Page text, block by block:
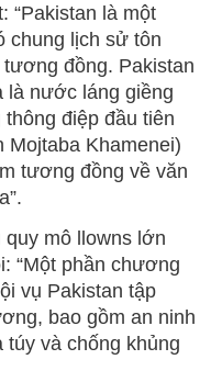
“Pakistan là một
chung lịch sử tôn
đồng. Pakistan
là nước láng giềng
điệp đầu tiên
Mojtaba Khamenei)
tương đồng về văn
mô llowns lớn
“Một phần chương
vụ Pakistan tập
bao gồm an ninh
túy và chống khủng